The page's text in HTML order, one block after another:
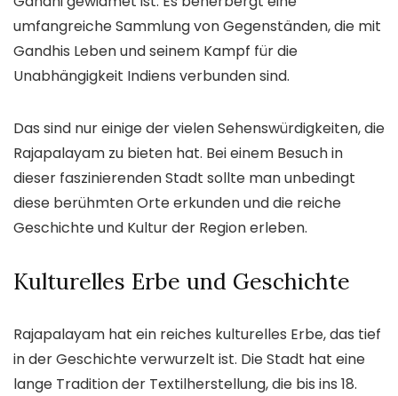
umfangreiche Sammlung von Gegenständen, die mit
Gandhis Leben und seinem Kampf für die
Unabhängigkeit Indiens verbunden sind.
Das sind nur einige der vielen Sehenswürdigkeiten, die
Rajapalayam zu bieten hat. Bei einem Besuch in
dieser faszinierenden Stadt sollte man unbedingt
diese berühmten Orte erkunden und die reiche
Geschichte und Kultur der Region erleben.
Kulturelles Erbe und Geschichte
Rajapalayam hat ein reiches kulturelles Erbe, das tief
in der Geschichte verwurzelt ist. Die Stadt hat eine
lange Tradition der Textilherstellung, die bis ins 18.